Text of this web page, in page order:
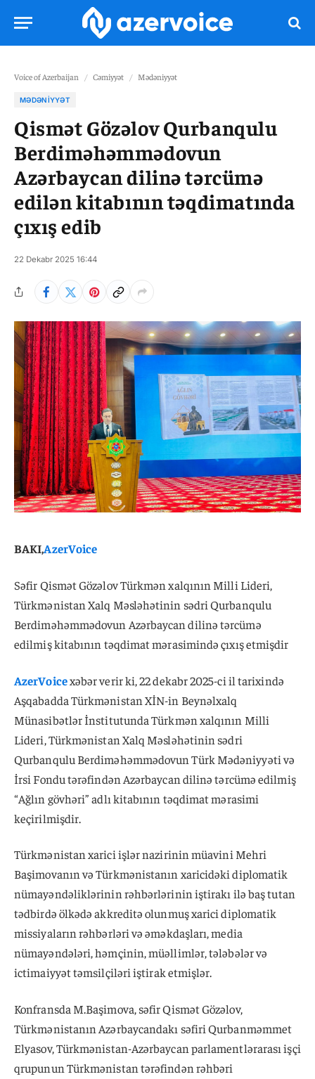
Voice of Azerbaijan / Cəmiyyət / Mədəniyyət
MƏDƏNIYYƏT
Qismət Gözəlov Qurbanqulu
Berdiməhəmmədovun
Azərbaycan dilinə tərcümə
edilən kitabının təqdimatında
çıxış edib
22 Dekabr 2025 16:44
BAKI,AzerVoice
Səfir Qismət Gözəlov Türkmən xalqının Milli Lideri,
Türkmənistan Xalq Məsləhətinin sədri Qurbanqulu
Berdiməhəmmədovun Azərbaycan dilinə tərcümə
edilmiş kitabının təqdimat mərasimində çıxış etmişdir
AzerVoicexəbər verir ki, 22 dekabr 2025-ci il tarixində
Aşqabadda Türkmənistan XİN-in Beynəlxalq
Münasibətlər İnstitutunda Türkmən xalqının Milli
Lideri, Türkmənistan Xalq Məsləhətinin sədri
Qurbanqulu Berdiməhəmmədovun Türk Mədəniyyəti və
İrsi Fondu tərəfindən Azərbaycan dilinə tərcümə edilmiş
“Ağlın gövhəri” adlı kitabının təqdimat mərasimi
keçirilmişdir.
Türkmənistan xarici işlər nazirinin müavini Mehri
Başimovanın və Türkmənistanın xaricidəki diplomatik
nümayəndəliklərinin rəhbərlərinin iştirakı ilə baş tutan
tədbirdə ölkədə akkreditə olunmuş xarici diplomatik
missiyaların rəhbərləri və əməkdaşları, media
nümayəndələri, həmçinin, müəllimlər, tələbələr və
ictimaiyyət təmsilçiləri iştirak etmişlər.
Konfransda M.Başimova, səfir Qismət Gözəlov,
Türkmənistanın Azərbaycandakı səfiri Qurbanməmmet
Elyasov, Türkmənistan-Azərbaycan parlamentlərarası işçi
qrupunun Türkmənistan tərəfindən rəhbəri